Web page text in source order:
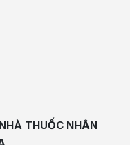
THUỐC NHÂN